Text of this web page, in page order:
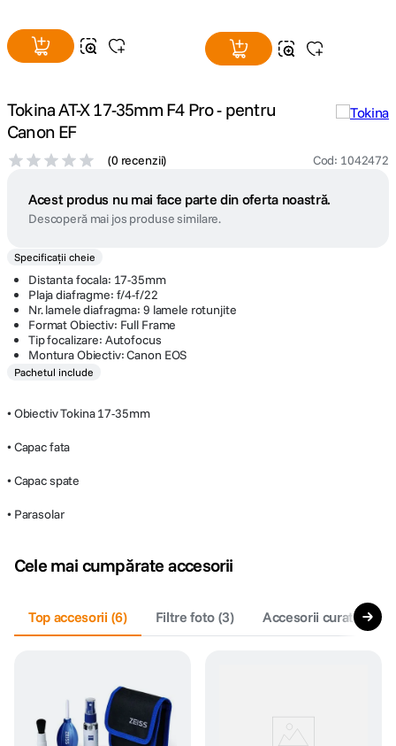
Tokina AT-X 17-35mm F4 Pro - pentru
Canon EF
(0 recenzii) Cod: 1042472
Acest produs nu mai face parte din oferta noastră.
Descoperă mai jos produse similare.
Specificații cheie
Distanta focala: 17-35mm
Plaja diafragme: f/4-f/22
Nr. lamele diafragma: 9 lamele rotunjite
Format Obiectiv: Full Frame
Tip focalizare: Autofocus
Montura Obiectiv: Canon EOS
Pachetul include
• Obiectiv Tokina 17-35mm
• Capac fata
• Capac spate
• Parasolar
Cele mai cumpărate accesorii
Top accesorii (6) Filtre foto (3) Accesorii curatare si